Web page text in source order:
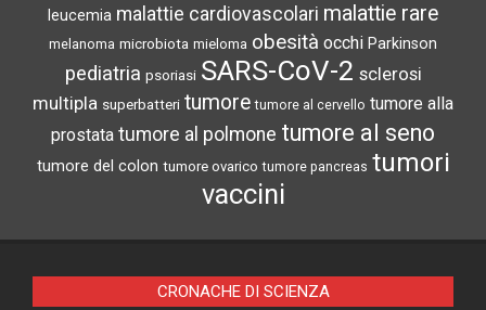
leucemia malattie cardiovascolari malattie rare
melanoma microbiota mieloma obesità occhi Parkinson
pediatria psoriasi SARS-CoV-2 sclerosi
multipla superbatteri tumore tumore al cervello tumore alla
prostata tumore al polmone tumore al seno
tumore del colon tumore ovarico tumore pancreas tumori
vaccini
CRONACHE DI SCIENZA